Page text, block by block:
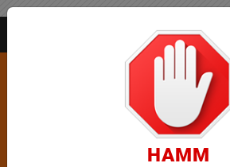
Pesquisar NotíciaHAMM